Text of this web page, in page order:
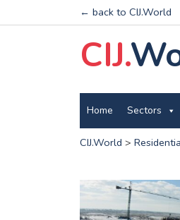
← back to CIJ.World
CIJ.
Home Sectors
CIJ.World >